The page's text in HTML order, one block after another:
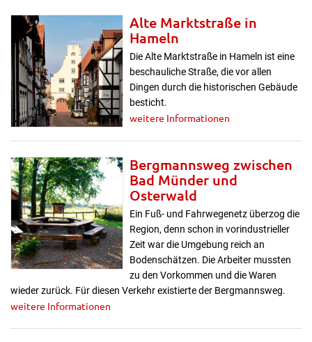
Alte Marktstraße in
Hameln
Die Alte Marktstraße in Hameln ist eine
beschauliche Straße, die vor allen
Dingen durch die historischen Gebäude
besticht.
weitere Informationen
Bergmannsweg zwischen
Bad Münder und
Osterwald
Ein Fuß- und Fahrwegenetz überzog die
Region, denn schon in vorindustrieller
Zeit war die Umgebung reich an
Bodenschätzen. Die Arbeiter mussten
zu den Vorkommen und die Waren
wieder zurück. Für diesen Verkehr existierte der Bergmannsweg.
weitere Informationen